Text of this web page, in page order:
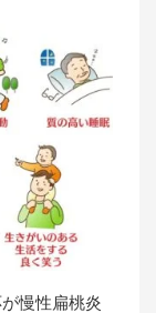
慢性扁桃炎